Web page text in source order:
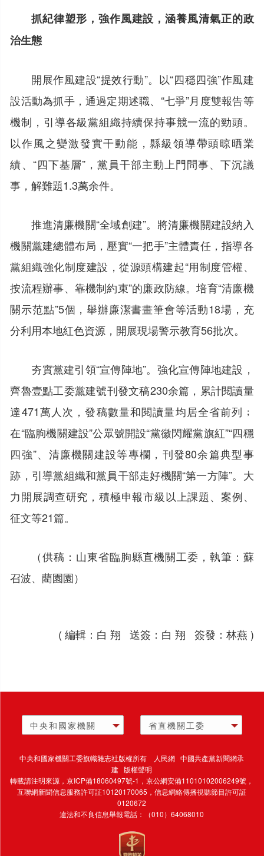
抓紀律塑形，強作風建設，涵養風清氣正的政
治生態
開展作風建設“提效行動”。以“四穩四強”作風建
設活動為抓手，通過定期述職、“七爭”月度雙報告等
機制，引導各級黨組織持續保持事競一流的勁頭。
以作風之變激發實干動能，縣級領導帶頭晾晒業
績、“四下基層”，黨員干部主動上門問事、下沉議
事，解難題1.3萬余件。
推進清廉機關“全域創建”。將清廉機關建設納入
機關黨建總體布局，壓實“一把手”主體責任，指導各
黨組織強化制度建設，從源頭構建起“用制度管權、
按流程辦事、靠機制約束”的廉政防線。培育“清廉機
關示范點”5個，舉辦廉潔書畫筆會等活動18場，充
分利用本地紅色資源，開展現場警示教育56批次。
夯實黨建引領“宣傳陣地”。強化宣傳陣地建設，
齊魯壹點工委黨建號刊發文稿230余篇，累計閱讀量
達471萬人次，發稿數量和閱讀量均居全省前列﹔
在“臨朐機關建設”公眾號開設“黨徽閃耀黨旗紅”“四穩
四強”、清廉機關建設等專欄，刊發80余篇典型事
跡，引導黨組織和黨員干部走好機關“第一方陣”。大
力開展調查研究，積極申報市級以上課題、案例、
征文等21篇。
（供稿：山東省臨朐縣直機關工委，執筆：蘇
召波、藺園園）
( 編輯：白 翔 送簽：白 翔 簽發：林燕 )
中央和國家機關 省直機關工委
中央和國家機關工委旗幟雜志社版權所有 人民網 中國共產黨新聞網承
建 版權聲明
轉載請注明來源，京ICP備18060497號-1 ，京公網安備11010102006249號，
互聯網新聞信息服務許可証10120170065，信息網絡傳播視聽節目許可証
0120672
違法和不良信息舉報電話：（010）64068010